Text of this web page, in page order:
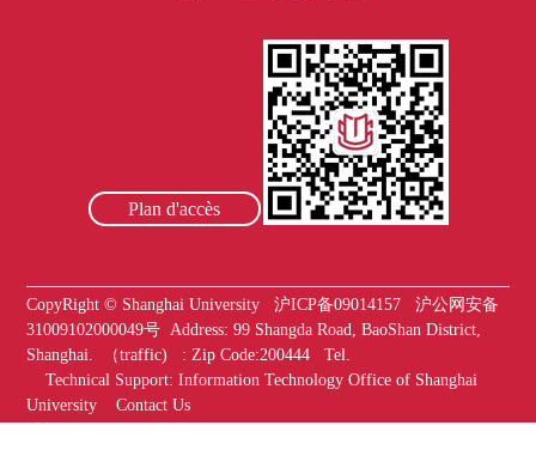
Plan d'accès
CopyRight © Shanghai University沪ICP备09014157
沪公网安备
31009102000049号 Address: 99 Shangda Road, BaoShan District,
Shanghai. （traffic) : Zip Code:200444Tel.
Technical Support: Information Technology Office of Shanghai
UniversityContact Us